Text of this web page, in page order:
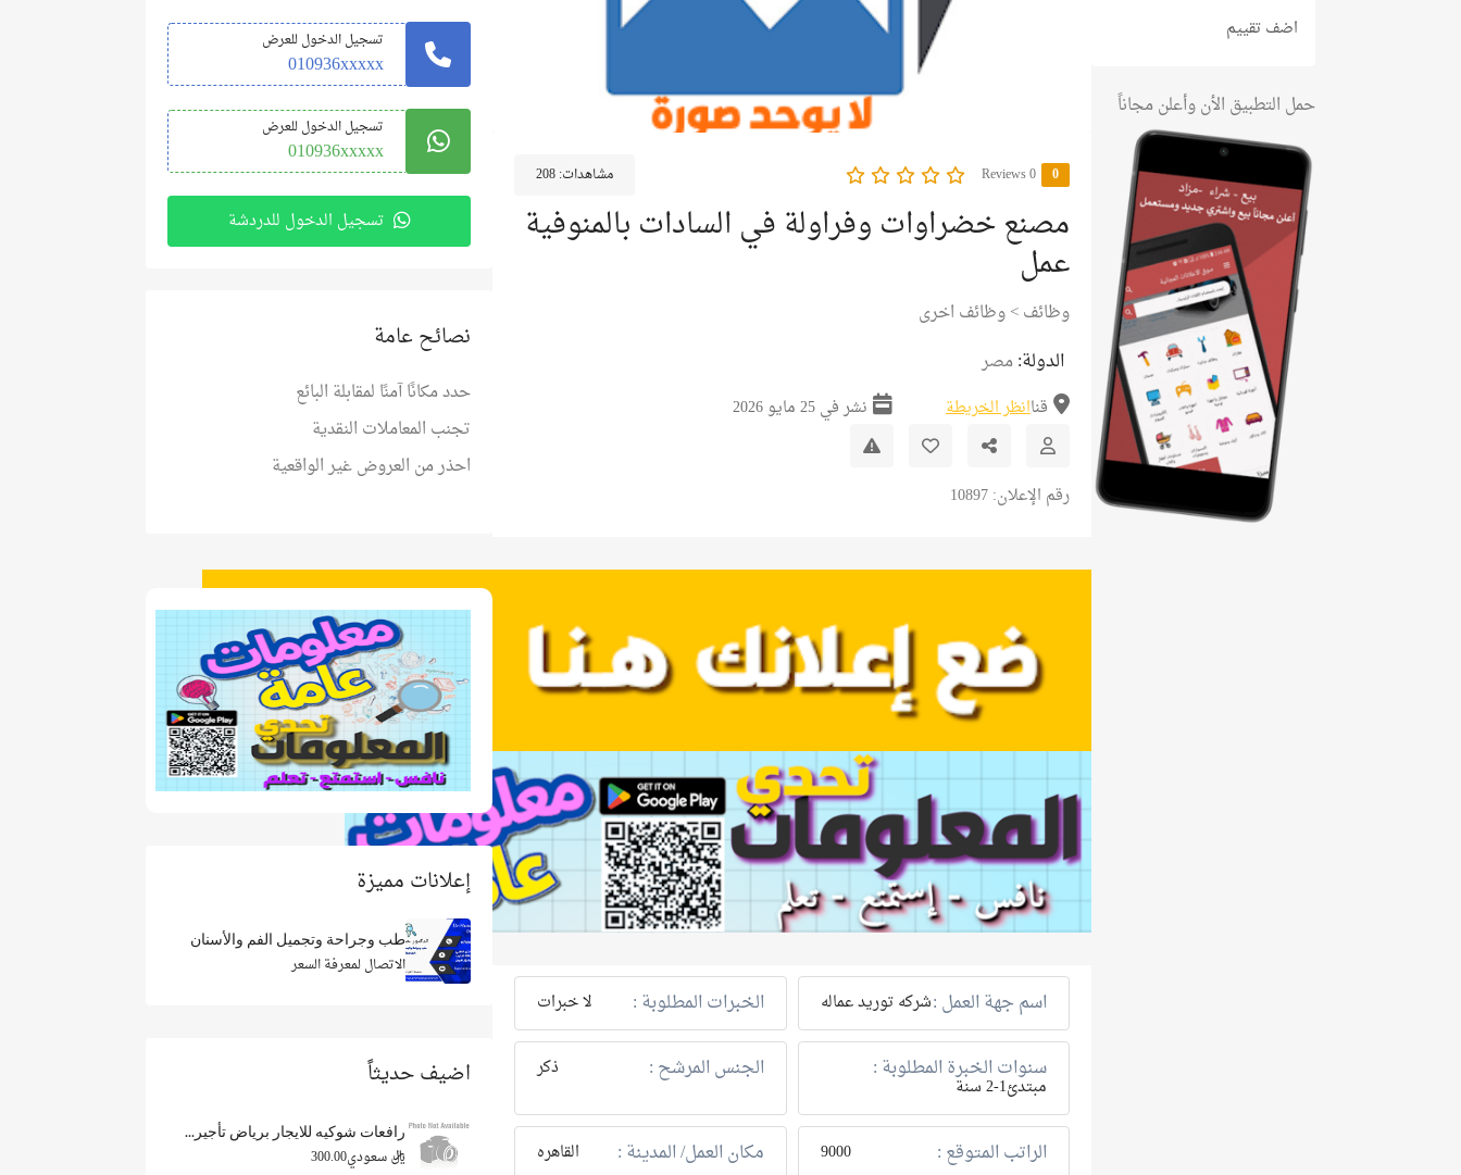
اضف تقييم
حمل التطبيق الأن وأعلن مجاناً
0
0 Reviews مشاهدات:208
مصنع خضراوات وفراولة في السادات بالمنوفية
عمل
وظائف>وظائف اخرى
الدولة: مصر
قناانظر الخريطة نشر في 25 مايو 2026
رقم الإعلان: 10897
اسم جهة العمل :شركه توريد عماله الخبرات المطلوبة : لا خبرات
سنوات الخبرة المطلوبة :
مبتدئ1-2 سنة
الجنس المرشح : ذكر
الراتب المتوقع : 9000 مكان العمل/ المدينة : القاهره
تسجيل الدخول للعرض
010936xxxxx
تسجيل الدخول للعرض
010936xxxxx
تسجيل الدخول للدردشة
نصائح عامة
حدد مكانًا آمنًا لمقابلة البائع
تجنب المعاملات النقدية
احذر من العروض غير الواقعية
إعلانات مميزة
طب وجراحة وتجميل الفم والأسنان
الاتصال لمعرفة السعر
اضيف حديثاً
رافعات شوكيه للايجار برياض تأجير...
ريال سعودي300.00